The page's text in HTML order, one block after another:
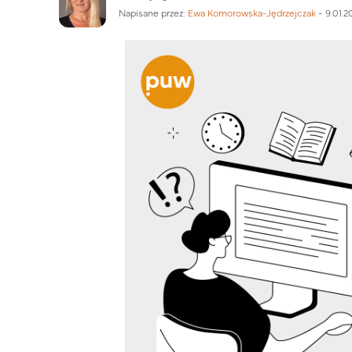
Napisane przez: Ewa Komorowska-Jędrzejczak -